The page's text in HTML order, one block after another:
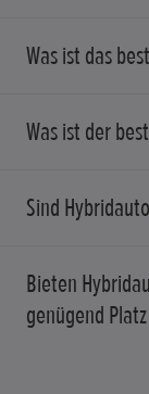
Was ist das
Was ist der
Sind
Bieten
genügend